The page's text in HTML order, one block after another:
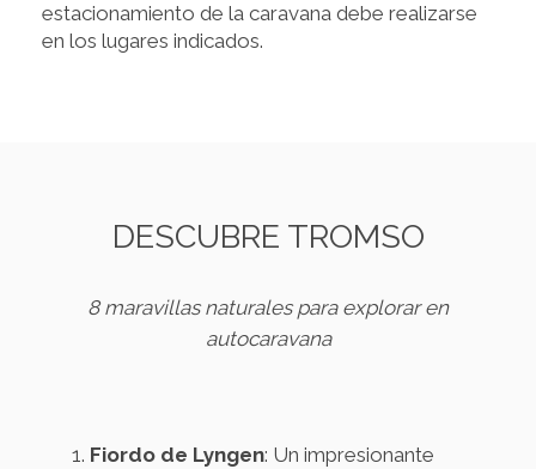
estacionamiento de la caravana debe realizarse
en los lugares indicados.
DESCUBRE TROMSO
8 maravillas naturales para explorar en
autocaravana
Fiordo de Lyngen: Un impresionante